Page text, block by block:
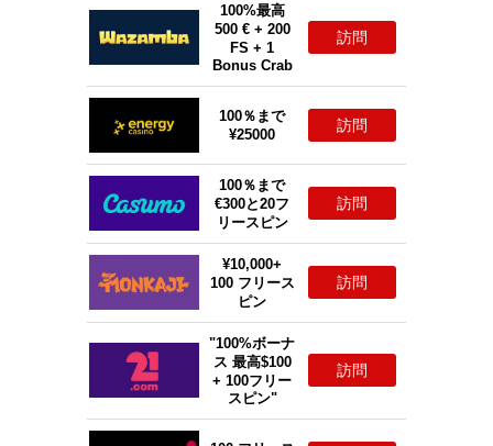
100%最高
500 € + 200
FS + 1
Bonus Crab
訪問
100％まで
¥25000
訪問
100％まで
€300と20フ
リースピン
訪問
¥10,000+
100 フリース
ピン
訪問
"100%ボーナ
ス 最高$100
+ 100フリー
スピン"
訪問